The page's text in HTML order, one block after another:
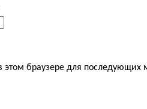
браузере для последующих